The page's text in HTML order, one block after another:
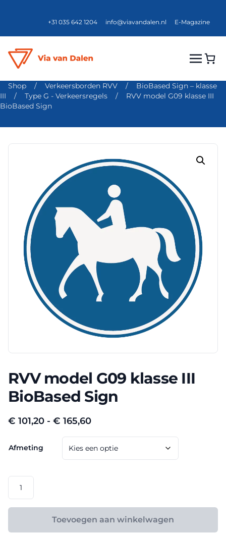
+31 035 642 1204 info@viavandalen.nl E-Magazine
Shop / Verkeersborden RVV /
BioBased Sign – klasse
III
/ Type G - Verkeersregels /
RVV model G09 klasse III
BioBased Sign
RVV model G09 klasse III
BioBased Sign
€ 101,20 - € 165,60Prijsklasse:
€ 101,20
tot
€ 165,60
Afmeting
model
G09
III
Toevoegen aan winkelwagen